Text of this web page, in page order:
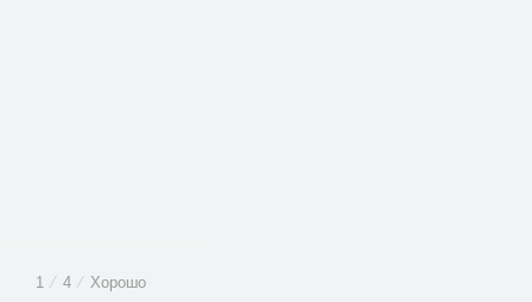
1 ⁄ 4 ⁄ Хорошо